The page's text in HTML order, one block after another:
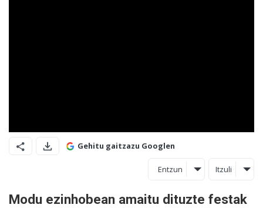
Gehitu gaitzazu Googlen
Entzun Itzuli
Modu ezinhobean amaitu dituzte festak